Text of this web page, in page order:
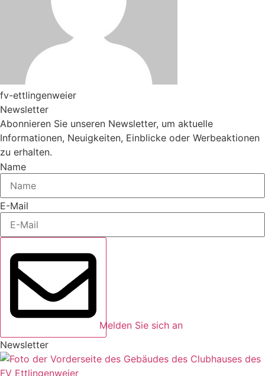
fv-ettlingenweier
Newsletter
Abonnieren Sie unseren Newsletter, um aktuelle
Informationen, Neuigkeiten, Einblicke oder Werbeaktionen
zu erhalten.
Name
E-Mail
Melden Sie sich an
Newsletter